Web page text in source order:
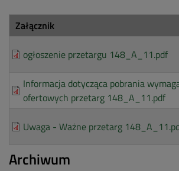
Załącznik
ogłoszenie przetargu 148_A_11.pdf
Informacja dotycząca pobrania
ofertowych przetarg 148_A_11.pdf
Uwaga - Ważne przetarg
Archiwum